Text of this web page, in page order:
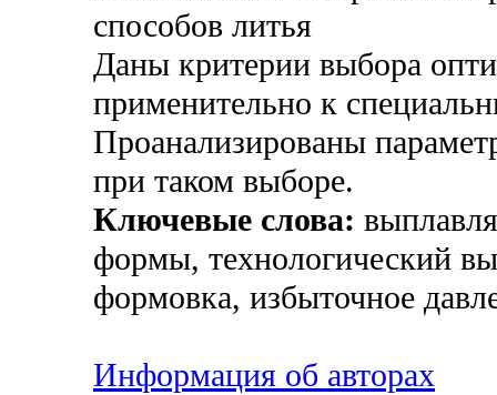
способов литья
Даны критерии выбора
применительно к
Проанализированы
при таком выборе.
Ключевые слова:
формы, технологический
формовка, избыточное
Информация об авторах